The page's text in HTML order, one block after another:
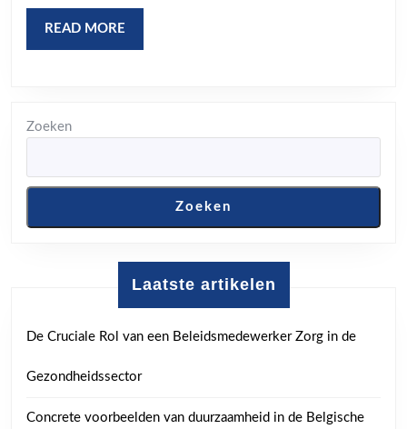
READ MORE
MORE
Zoeken
Zoeken
Laatste artikelen
De Cruciale Rol van een Beleidsmedewerker Zorg in de
Gezondheidssector
Concrete voorbeelden van duurzaamheid in de Belgische